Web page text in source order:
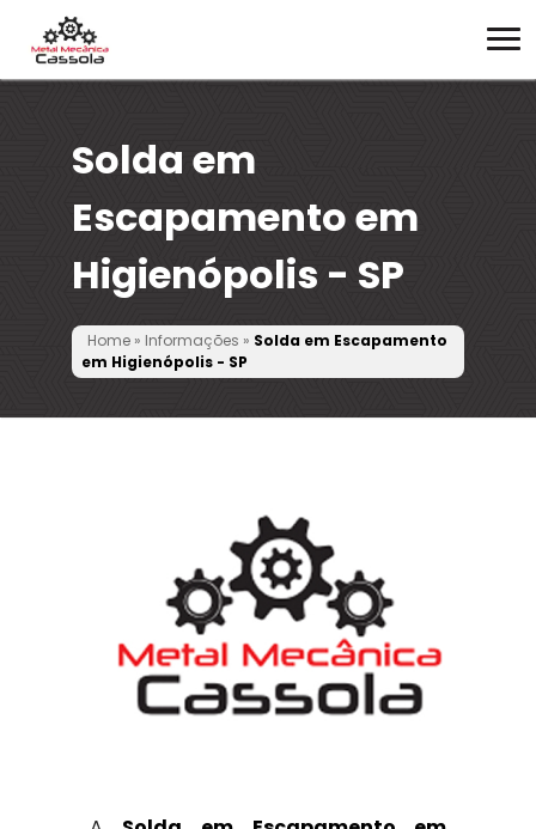
Solda em
Escapamento em
Higienópolis - SP
Home» Informações » Solda em Escapamento
em Higienópolis - SP